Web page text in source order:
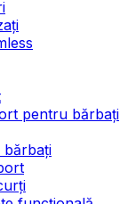
pentru bărbați
bărbați